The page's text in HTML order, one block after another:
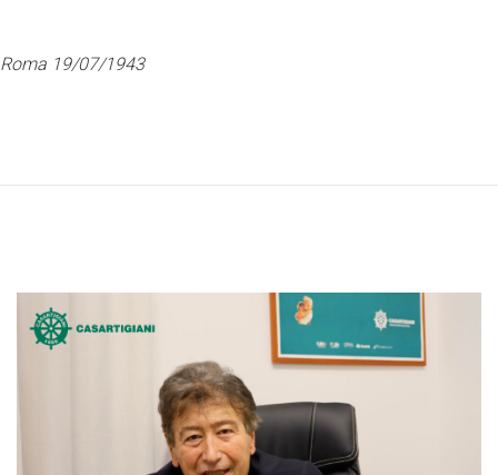
Roma 19/07/1943